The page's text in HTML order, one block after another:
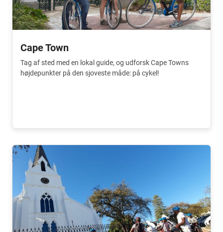
Cape Town
Tag af sted med en lokal guide, og udforsk Cape Towns
højdepunkter på den sjoveste måde: på cykel!